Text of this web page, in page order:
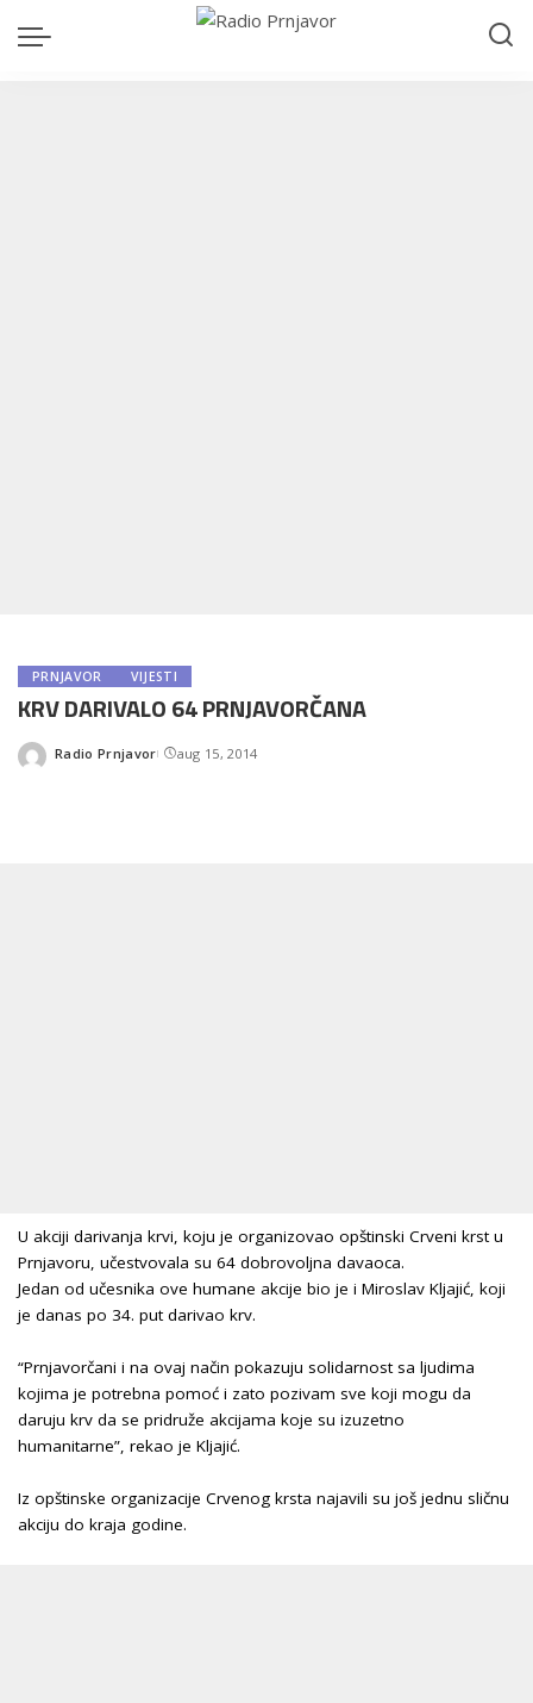
PRNJAVOR VIJESTI
KRV DARIVALO 64 PRNJAVORČANA
Posted
Radio Prnjavor aug 15, 2014
U akciji darivanja krvi, koju je organizovao opštinski Crveni krst u
Prnjavoru, učestvovala su 64 dobrovoljna davaoca.
Jedan od učesnika ove humane akcije bio je i Miroslav Kljajić, koji
je danas po 34. put darivao krv.
“Prnjavorčani i na ovaj način pokazuju solidarnost sa ljudima
kojima je potrebna pomoć i zato pozivam sve koji mogu da
daruju krv da se pridruže akcijama koje su izuzetno
humanitarne”, rekao je Kljajić.
Iz opštinske organizacije Crvenog krsta najavili su još jednu sličnu
akciju do kraja godine.